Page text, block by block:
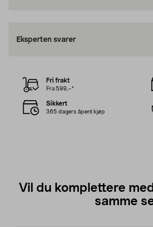
Eksperten svarer
Fri frakt
Fra 599,–*
Sikkert
365 dagers åpent kjøp
Vil du komplettere
samme